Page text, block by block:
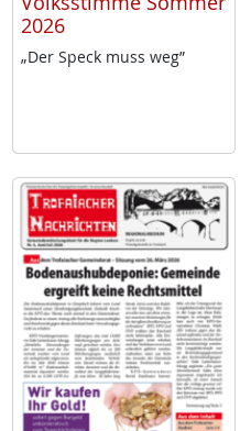
2026
„Der Speck muss weg”